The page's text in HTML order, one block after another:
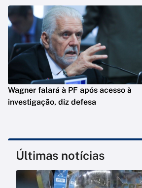
Wagner falará à PF após acesso à
investigação, diz defesa
Últimas notícias